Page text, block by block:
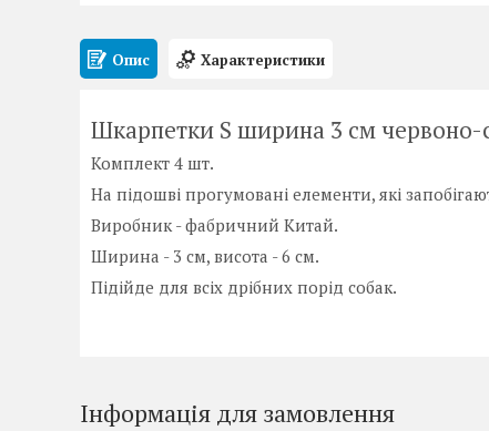
Опис Характеристики
Шкарпетки S ширина 3 см червоно-
Комплект 4 шт.
На підошві прогумовані елементи, які
Виробник - фабричний Китай.
Ширина - 3 см, висота - 6 см.
Підійде для всіх дрібних порід собак.
Інформація для замовлення